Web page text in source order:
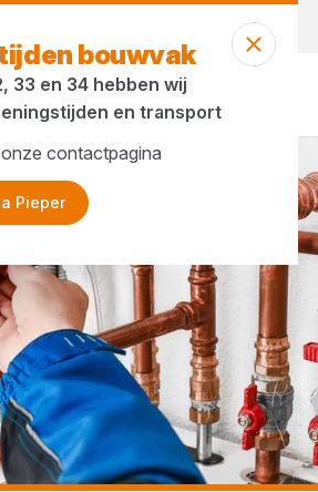
bouwvak
33 en 34 hebben wij
en transport
contactpagina
Pieper